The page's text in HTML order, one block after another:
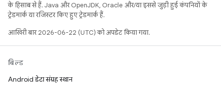
के हिसाब से हैं. Java और OpenJDK, Oracle और/या इससे जुड़ी हुई कंपनियों के
ट्रेडमार्क या रजिस्टर किए हुए ट्रेडमार्क हैं.
आखिरी बार 2026-06-22 (UTC) को अपडेट किया गया.
बिल्ड
Android डेटा संग्रह स्थान